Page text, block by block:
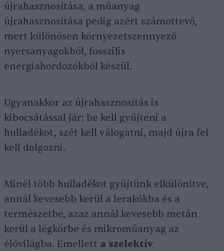
újrahasznosítása, a műanyag
újrahasznosítása pedig azért számottevő,
mert különösen környezetszennyező
nyersanyagokból, fosszilis
energiahordozókból készül.
Ugyanakkor az újrahasznosítás is
kibocsátással jár: be kell gyűjteni a
hulladékot, szét kell válogatni, majd újra fel
kell dolgozni.
Minél több hulladékot gyűjtünk elkülönítve,
annál kevesebb kerül a lerakókba és a
természetbe, azaz annál kevesebb metán
kerül a légkörbe és mikroműanyag az
élővilágba. Emellett a szelektív